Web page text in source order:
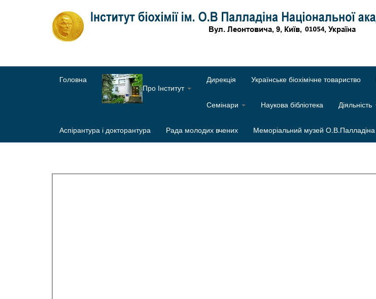
Головна
Про Інститут
Дирекція Українське біохімічне товариство
Семінари Наукова бібліотека Діяльність
Аспірантура і докторантура Рада молодих вчених Меморіальний музей О.В.Палладіна